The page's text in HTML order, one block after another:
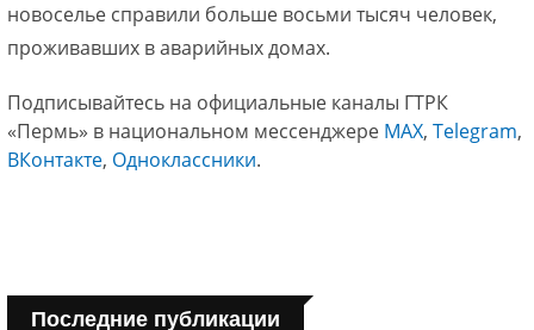
новоселье справили больше восьми тысяч человек,
проживавших в аварийных домах.
Подписывайтесь на официальные каналы ГТРК
«Пермь» в национальном мессенджере МАХ, Telegram,
ВКонтакте, Одноклассники.
Последние публикации